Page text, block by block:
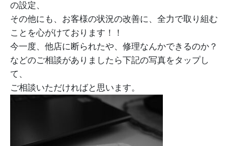
の設定、
その他にも、お客様の状況の改善に、全力で取り組む
ことを心がけております！！
今一度、他店に断られたや、修理なんかできるのか？
などのご相談がありましたら下記の写真をタップし
て、
ご相談いただければと思います。